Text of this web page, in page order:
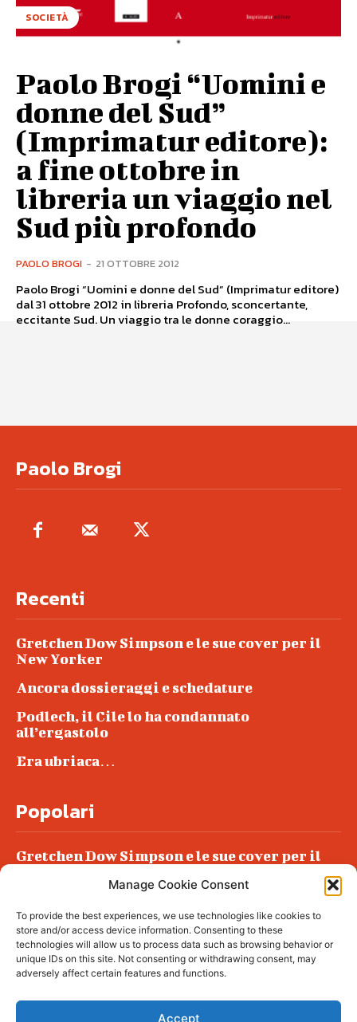
Manage Cookie Consent
To provide the best experiences, we use technologies like cookies to
store and/or access device information. Consenting to these
technologies will allow us to process data such as browsing behavior or
unique IDs on this site. Not consenting or withdrawing consent, may
adversely affect certain features and functions.
Accept
SOCIETÀ
Paolo Brogi “Uomini e
donne del Sud”
(Imprimatur editore):
a fine ottobre in
libreria un viaggio nel
Sud più profondo
PAOLO BROGI - 21 OTTOBRE 2012
Paolo Brogi “Uomini e donne del Sud” (Imprimatur editore)
dal 31 ottobre 2012 in libreria Profondo, sconcertante,
eccitante Sud. Un viaggio tra le donne coraggio...
Paolo Brogi
Recenti
Gretchen Dow Simpson e le sue cover per il
New Yorker
Ancora dossieraggi e schedature
Podlech, il Cile lo ha condannato
all’ergastolo
Era ubriaca…
Popolari
Gretchen Dow Simpson e le sue cover per il
Podlech, il Cile lo ha condannato
all’ergastolo
Era ubriaca…